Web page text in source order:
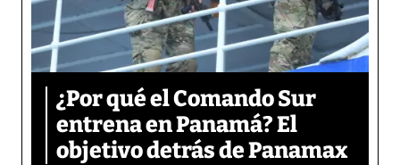
¿Por qué el Comando Sur
entrena en Panamá? El
objetivo detrás de Panamax